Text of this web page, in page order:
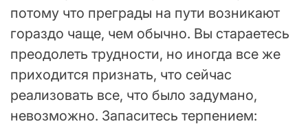
потому что преграды на пути возникают
гораздо чаще, чем обычно. Вы стараетесь
преодолеть трудности, но иногда все же
приходится признать, что сейчас
реализовать все, что было задумано,
невозможно. Запаситесь терпением: